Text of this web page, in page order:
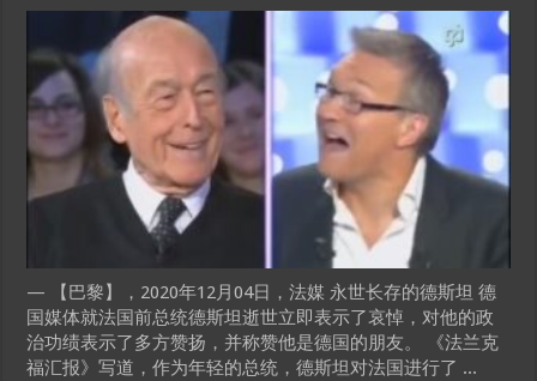
— 【巴黎】，2020年12月04日，法媒 永世长存的德斯坦 德
国媒体就法国前总统德斯坦逝世立即表示了哀悼，对他的政
治功绩表示了多方赞扬，并称赞他是德国的朋友。 《法兰克
福汇报》写道，作为年轻的总统，德斯坦对法国进行了 ...